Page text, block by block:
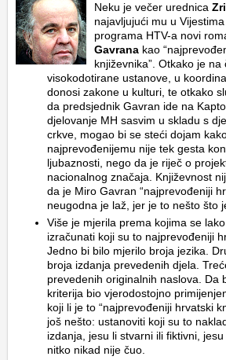
Neku je večer urednica
najavljujući mu u
programa HTV-a novi
Gavrana kao
književnika”. Otkako je na
visokodotirane ustanove, u
donosi zakone u kulturi, te otkako
da predsjednik Gavran ide na
djelovanje MH sasvim u skladu s
crkve, mogao bi se steći dojam
najprevođenijemu nije tek gesta
ljubaznosti, nego da je riječ o
nacionalnog značaja. Književnost
da je Miro Gavran “najprevođeniji
neugodna je laž, jer je to nešto što
Više je mjerila prema kojima se
izračunati koji su to najprevođeniji
Jedno bi bilo mjerilo broja jezika.
broja izdanja prevedenih djela.
prevedenih originalnih naslova. Da
kriterija bio vjerodostojno
koji li je to “najprevođeniji hrvatski
još nešto: ustanoviti koji su to
izdanja, jesu li stvarni ili fiktivni,
nitko nikad nije čuo.